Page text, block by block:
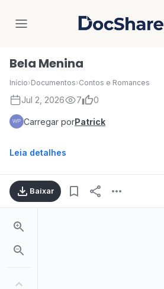
DocShare
Bela Menina
Início›Documentos›Contos e Romances
Jul 2, 2026 7 0
Carregar porPatrick
Leia detalhes
Baixar